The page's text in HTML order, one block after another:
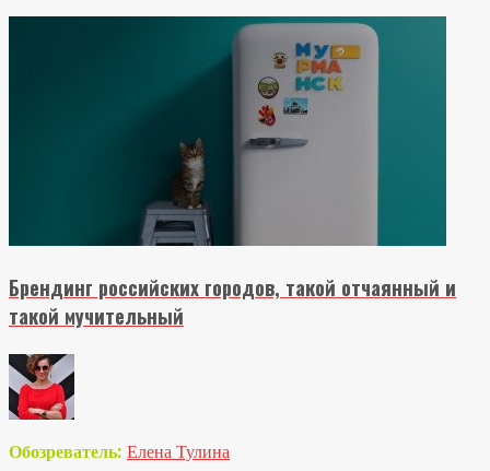
Брендинг российских городов, такой отчаянный и
такой мучительный
Обозреватель: Елена Тулина